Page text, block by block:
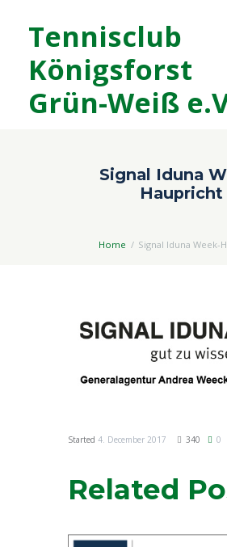
Tennisclub
Königsforst
Grün-Weiß
Signal Iduna
Haupricht
Home Signal Iduna Week-
Started 4. December 2017 340 0
Related